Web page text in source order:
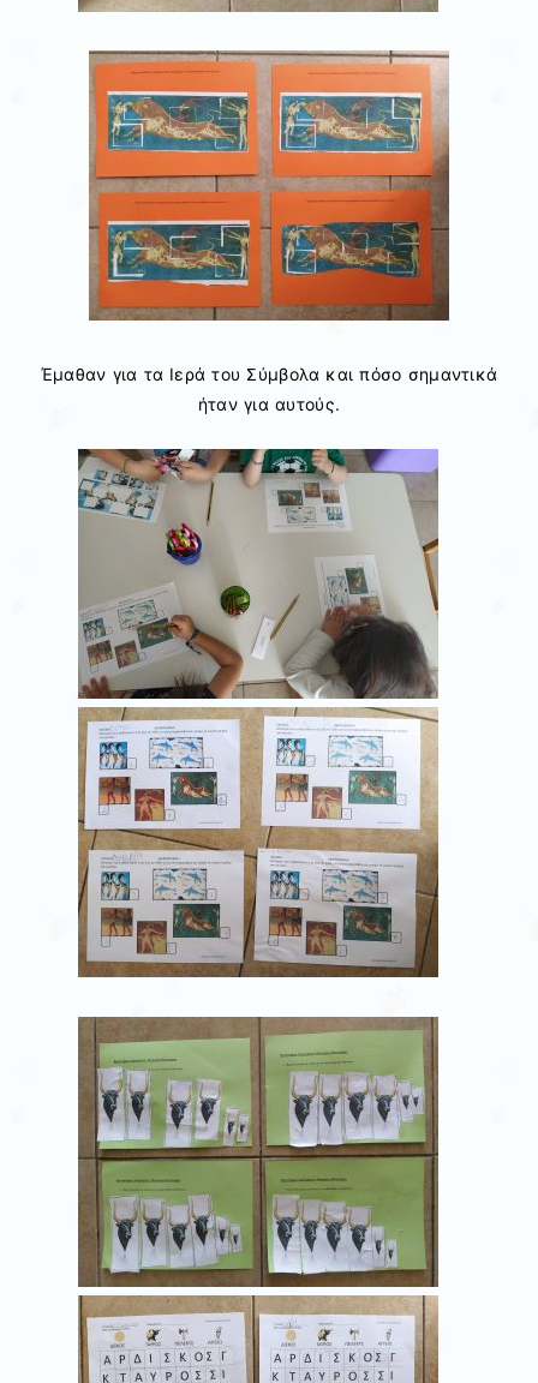
Έμαθαν για τα Ιερά του Σύμβολα και πόσο σημαντικά
ήταν για αυτούς.